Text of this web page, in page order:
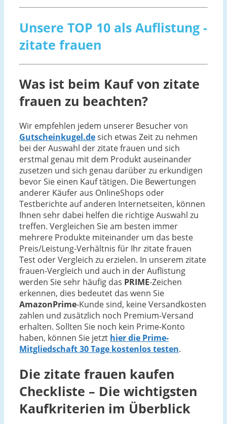
Unsere TOP 10 als Auflistung -
zitate frauen
Was ist beim Kauf von zitate
frauen zu beachten?
Wir empfehlen jedem unserer Besucher von
Gutscheinkugel.desich etwas Zeit zu nehmen
bei der Auswahl der zitate frauen und sich
erstmal genau mit dem Produkt auseinander
zusetzen und sich genau darüber zu erkundigen
bevor Sie einen Kauf tätigen. Die Bewertungen
anderer Käufer aus OnlineShops oder
Testberichte auf anderen Internetseiten, können
Ihnen sehr dabei helfen die richtige Auswahl zu
treffen. Vergleichen Sie am besten immer
mehrere Produkte miteinander um das beste
Preis/Leistung-Verhältnis für Ihr zitate frauen
Test oder Vergleich zu erzielen. In unserem zitate
frauen-Vergleich und auch in der Auflistung
werden Sie sehr häufig das PRIME-Zeichen
erkennen, dies bedeutet das wenn Sie
AmazonPrime-Kunde sind, keine Versandkosten
zahlen und zusätzlich noch Premium-Versand
erhalten. Sollten Sie noch kein Prime-Konto
haben, können Sie jetzt hier die Prime-
Mitgliedschaft 30 Tage kostenlos testen.
Die zitate frauen kaufen
Checkliste – Die wichtigsten
Kaufkriterien im Überblick